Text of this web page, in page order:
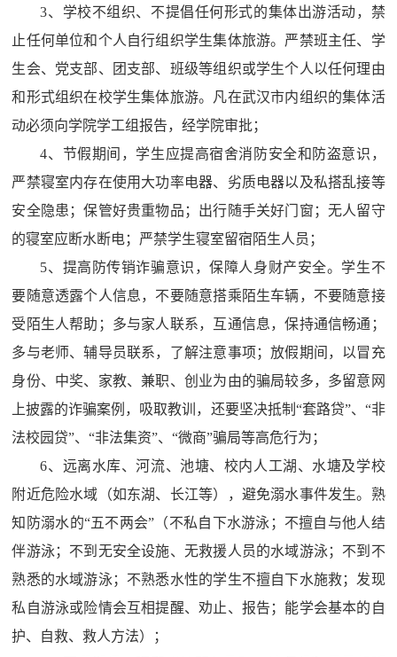
3、学校不组织、不提倡任何形式的集体出游活动，禁
止任何单位和个人自行组织学生集体旅游。严禁班主任、学
生会、党支部、团支部、班级等组织或学生个人以任何理由
和形式组织在校学生集体旅游。凡在武汉市内组织的集体活
动必须向学院学工组报告，经学院审批；
4、节假期间，学生应提高宿舍消防安全和防盗意识，
严禁寝室内存在使用大功率电器、劣质电器以及私搭乱接等
安全隐患；保管好贵重物品；出行随手关好门窗；无人留守
的寝室应断水断电；严禁学生寝室留宿陌生人员；
5、提高防传销诈骗意识，保障人身财产安全。学生不
要随意透露个人信息，不要随意搭乘陌生车辆，不要随意接
受陌生人帮助；多与家人联系，互通信息，保持通信畅通；
多与老师、辅导员联系，了解注意事项；放假期间，以冒充
身份、中奖、家教、兼职、创业为由的骗局较多，多留意网
上披露的诈骗案例，吸取教训，还要坚决抵制“套路贷”、“非
法校园贷”、“非法集资”、“微商”骗局等高危行为；
6、远离水库、河流、池塘、校内人工湖、水塘及学校
附近危险水域（如东湖、长江等），避免溺水事件发生。熟
知防溺水的“五不两会”（不私自下水游泳；不擅自与他人结
伴游泳；不到无安全设施、无救援人员的水域游泳；不到不
熟悉的水域游泳；不熟悉水性的学生不擅自下水施救；发现
私自游泳或险情会互相提醒、劝止、报告；能学会基本的自
护、自救、救人方法）；